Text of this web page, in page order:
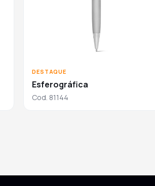
DESTAQUE
Esferográfica
Cod. 81144